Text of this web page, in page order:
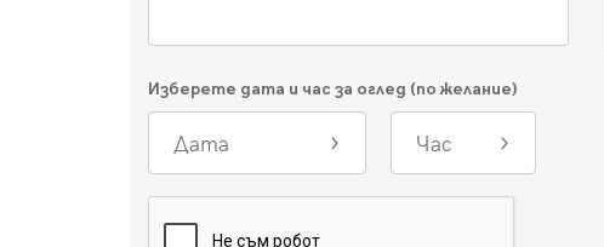
Изберете дата и час за оглед (по желание)
Дата Час